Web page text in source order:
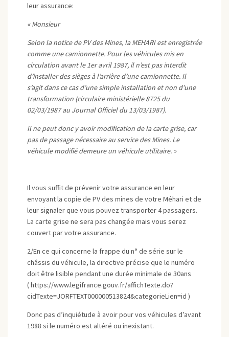
leur assurance:
« Monsieur
Selon la notice de PV des Mines, la MEHARI est enregistrée
comme une camionnette. Pour les véhicules mis en
circulation avant le 1er avril 1987, il n’est pas interdit
d’installer des sièges à l’arrière d’une camionnette. Il
s’agit dans ce cas d’une simple installation et non d’une
transformation (circulaire ministérielle 8725 du
02/03/1987 au Journal Officiel du 13/03/1987).
Il ne peut donc y avoir modification de la carte grise, car
pas de passage nécessaire au service des Mines. Le
véhicule modifié demeure un véhicule utilitaire. »
Il vous suffit de prévenir votre assurance en leur
envoyant la copie de PV des mines de votre Méhari et de
leur signaler que vous pouvez transporter 4 passagers.
La carte grise ne sera pas changée mais vous serez
couvert par votre assurance.
2/En ce qui concerne la frappe du n° de série sur le
châssis du véhicule, la directive précise que le numéro
doit être lisible pendant une durée minimale de 30ans
( https://www.legifrance.gouv.fr/affichTexte.do?
cidTexte=JORFTEXT000000513824&categorieLien=id )
Donc pas d’inquiétude à avoir pour vos véhicules d’avant
1988 si le numéro est altéré ou inexistant.